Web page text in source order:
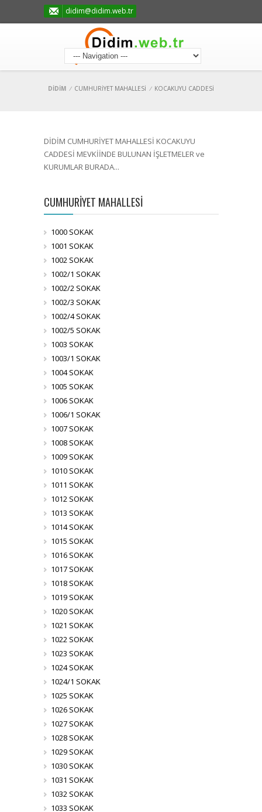
didim@didim.web.tr
DİDİM / CUMHURİYET MAHALLESİ / KOCAKUYU CADDESİ
DİDİM CUMHURİYET MAHALLESİ KOCAKUYU
CADDESİ MEVKİİNDE BULUNAN İŞLETMELER ve
KURUMLAR BURADA...
CUMHURİYET MAHALLESİ
1000 SOKAK
1001 SOKAK
1002 SOKAK
1002/1 SOKAK
1002/2 SOKAK
1002/3 SOKAK
1002/4 SOKAK
1002/5 SOKAK
1003 SOKAK
1003/1 SOKAK
1004 SOKAK
1005 SOKAK
1006 SOKAK
1006/1 SOKAK
1007 SOKAK
1008 SOKAK
1009 SOKAK
1010 SOKAK
1011 SOKAK
1012 SOKAK
1013 SOKAK
1014 SOKAK
1015 SOKAK
1016 SOKAK
1017 SOKAK
1018 SOKAK
1019 SOKAK
1020 SOKAK
1021 SOKAK
1022 SOKAK
1023 SOKAK
1024 SOKAK
1024/1 SOKAK
1025 SOKAK
1026 SOKAK
1027 SOKAK
1028 SOKAK
1029 SOKAK
1030 SOKAK
1031 SOKAK
1032 SOKAK
1033 SOKAK